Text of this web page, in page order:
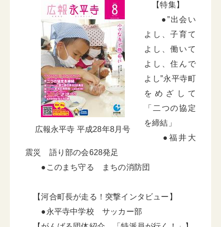
広報永平寺 平成28年8月号
【特集】
●”出会い
よし、子育て
よし、働いて
よし、住んで
よし”永平寺町
をめざして
「二つの協定
を締結」
●福井大
震災 語り部の会628発足
●このまち守る まちの消防団
【河合町長が走る！突撃インタビュー】
●永平寺中学校 サッカー部